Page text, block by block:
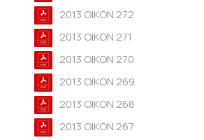
2013 OIKON 272
2013 OIKON 271
2013 OIKON 270
2013 OIKON 269
2013 OIKON 268
2013 OIKON 267